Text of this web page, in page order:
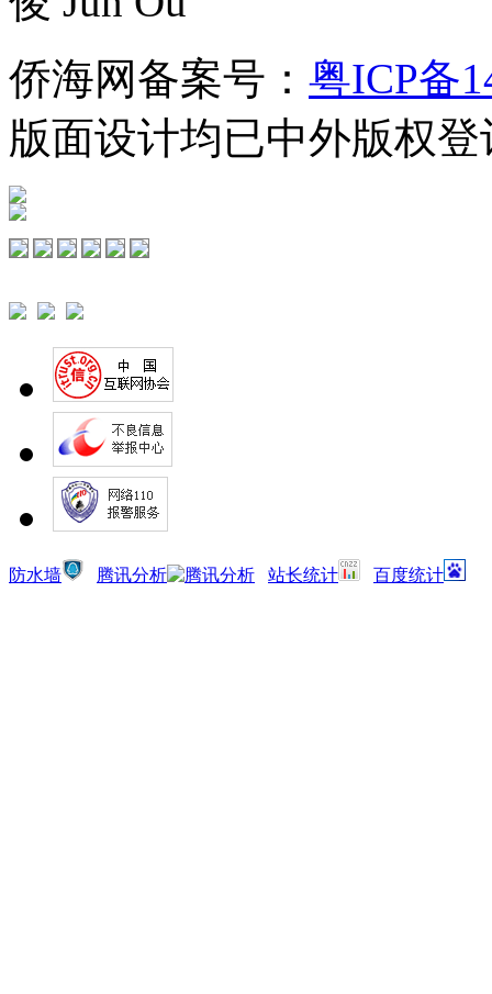
侨海网备案号： 粤ICP备
版面设计均已中外版权
防水墙 腾讯分析 站长统计 百度统计